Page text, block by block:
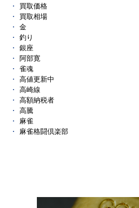
買取価格
買取相場
金
釣り
銀座
阿部寛
雀魂
高値更新中
高崎線
高額納税者
高騰
麻雀
麻雀格闘倶楽部